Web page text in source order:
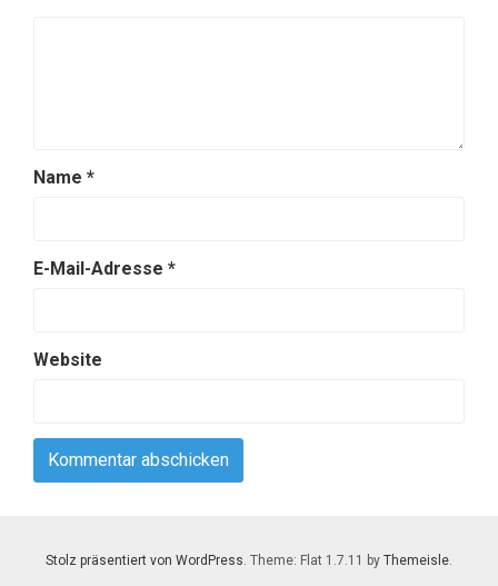
Name *
E-Mail-Adresse *
Website
Stolz präsentiert von WordPress. Theme: Flat 1.7.11 by Themeisle.